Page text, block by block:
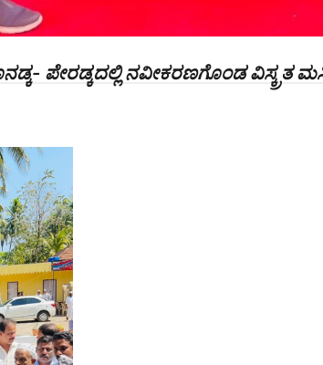
ಪೇರಡ್ಕದಲ್ಲಿ ನವೀಕರಣಗೊಂಡ ವಿಸ್ಕ್ರತ